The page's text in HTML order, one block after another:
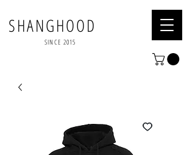
SHANGHOOD
SINCE 2015